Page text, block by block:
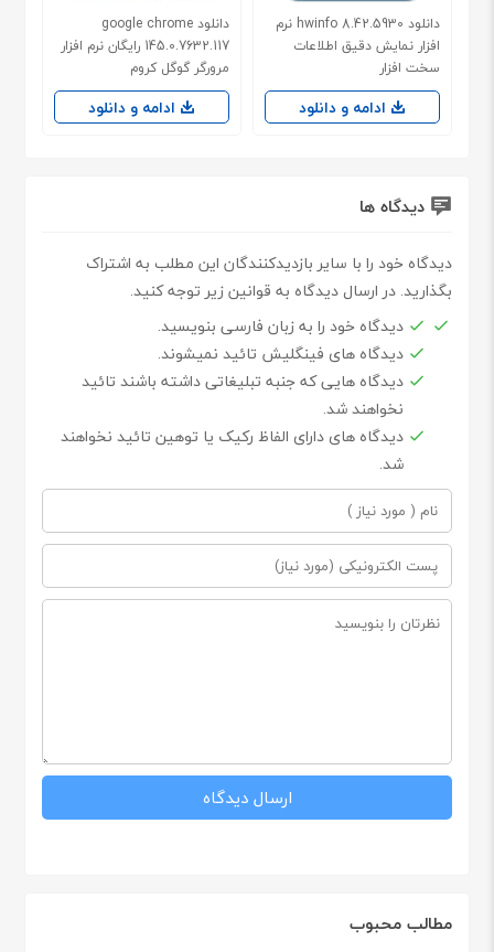
مطالب محبوب
دانلود hwinfo 8.42.5930 نرم
افزار نمایش دقیق اطلاعات
سخت افزار
ادامه و دانلود
دانلود google chrome
145.0.7632.117 رایگان نرم افزار
مرورگر گوگل کروم
ادامه و دانلود
دیدگاه ها
دیدگاه خود را با سایر بازدیدکنندگان این مطلب به اشتراک
بگذارید. در ارسال دیدگاه به قوانین زیر توجه کنید.
دیدگاه خود را به زبان فارسی بنویسید.
دیدگاه های فینگلیش تائید نمیشوند.
دیدگاه هایی که جنبه تبلیغاتی داشته باشند تائید
نخواهند شد.
دیدگاه های دارای الفاظ رکیک یا توهین تائید نخواهند
شد.